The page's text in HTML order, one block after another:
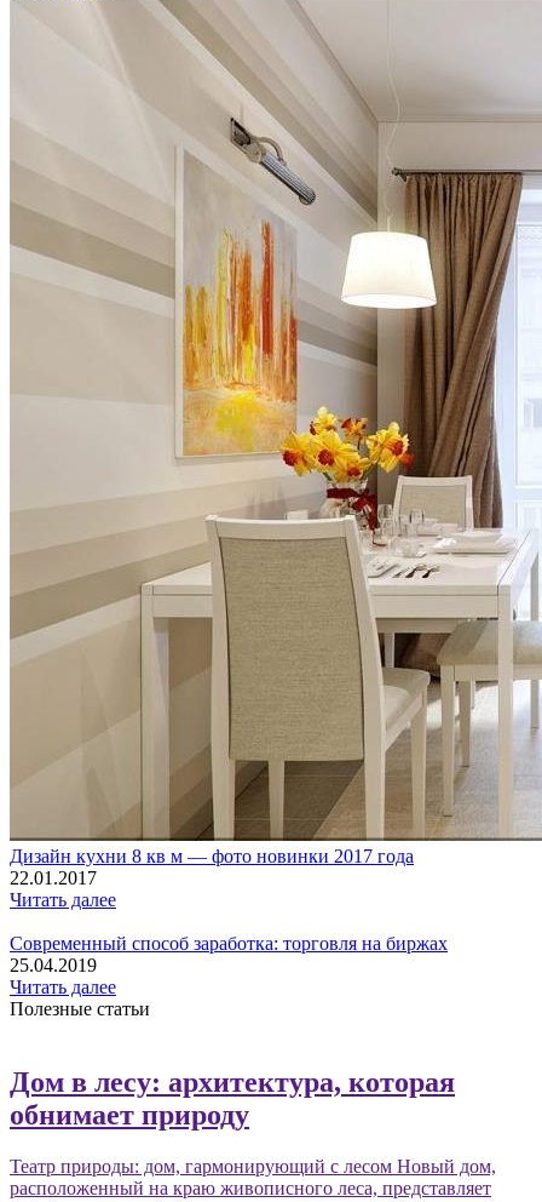
Дизайн кухни 8 кв м — фото новинки 2017 года
22.01.2017
Читать далее
Современный способ заработка: торговля на биржах
25.04.2019
Читать далее
Полезные статьи
Дом в лесу: архитектура, которая
обнимает природу
Театр природы: дом, гармонирующий с лесом Новый дом,
расположенный на краю живописного леса, представляет